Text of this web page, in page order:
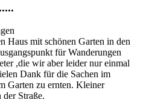
Haus mit schönen Garten in den
für Wanderungen
,die wir aber leider nur einmal
Dank für die Sachen im
Garten zu ernten. Kleiner
Straße.